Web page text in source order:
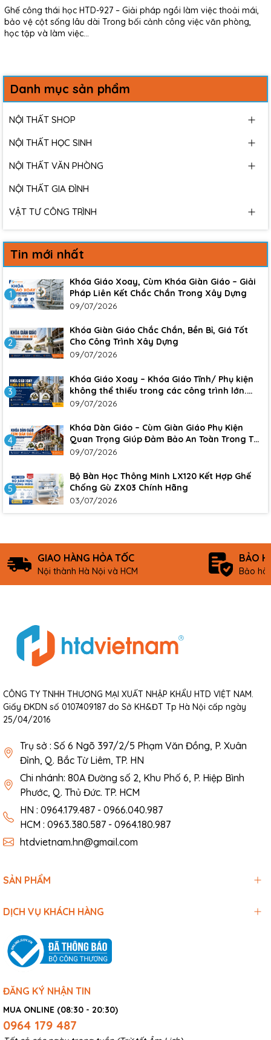
Ghế công thái học HTD-927 – Giải pháp ngồi làm việc thoải mái,
bảo vệ cột sống lâu dài Trong bối cảnh công việc văn phòng,
học tập và làm việc...
Danh mục sản phẩm
NỘI THẤT SHOP
NỘI THẤT HỌC SINH
NỘI THẤT VĂN PHÒNG
NỘI THẤT GIA ĐÌNH
VẬT TƯ CÔNG TRÌNH
Tin mới nhất
1
Khóa Giáo Xoay, Cùm Khóa Giàn Giáo – Giải
Pháp Liên Kết Chắc Chắn Trong Xây Dựng
09/07/2026
2
Khóa Giàn Giáo Chắc Chắn, Bền Bỉ, Giá Tốt
Cho Công Trình Xây Dựng
09/07/2026
3
Khóa Giáo Xoay – Khóa Giáo Tĩnh/ Phụ kiện
không thể thiếu trong các công trình lớn.
Đảm bảo sự an toàn, chắc chắn cho công
09/07/2026
4
Khóa Dàn Giáo – Cùm Giàn Giáo Phụ Kiện
Quan Trọng Giúp Đảm Bảo An Toàn Trong Thi
Công Xây Dựng
09/07/2026
5
Bộ Bàn Học Thông Minh LX120 Kết Hợp Ghế
Chống Gù ZX03 Chính Hãng
03/07/2026
GIAO HÀNG HỎA TỐC
Nội thành Hà Nội và HCM
BẢO
Bảo
CÔNG TY TNHH THƯƠNG MẠI XUẤT NHẬP KHẨU HTD VIỆT NAM.
Giấy ĐKDN số 0107409187 do Sở KH&ĐT Tp Hà Nội cấp ngày
25/04/2016
Trụ sở : Số 6 Ngõ 397/2/5 Phạm Văn Đồng, P. Xuân
Đỉnh, Q. Bắc Từ Liêm, TP. HN
Chi nhánh: 80A Đường số 2, Khu Phố 6, P. Hiệp Bình
Phước, Q. Thủ Đức. TP. HCM
HN : 0964.179.487 - 0966.040.987
HCM : 0963.380.587 - 0964.180.987
htdvietnam.hn@gmail.com
SẢN PHẨM
DỊCH VỤ KHÁCH HÀNG
ĐĂNG KÝ NHẬN TIN
MUA ONLINE (08:30 - 20:30)
0964 179 487